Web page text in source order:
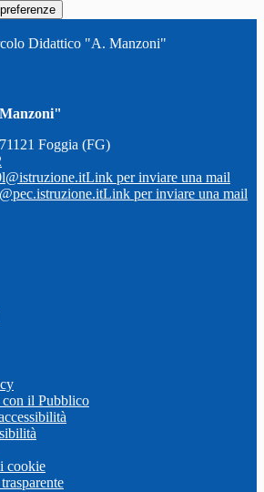
Didattico "A. Manzoni"
Foggia (FG)
Link per inviare una mail
Link per inviare una mail
il Pubblico
cookie